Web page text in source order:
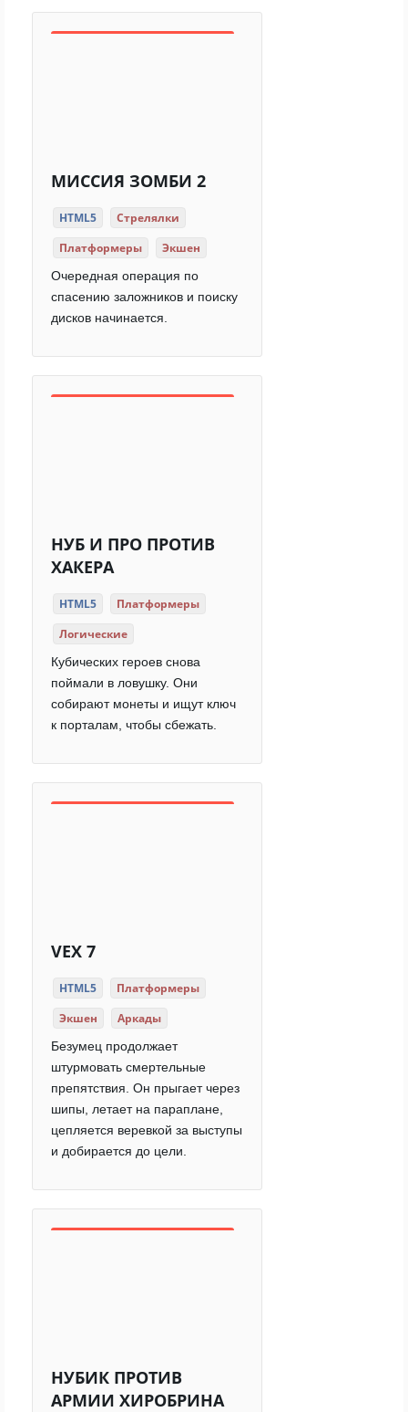
МИССИЯ ЗОМБИ 2
HTML5
Стрелялки
Платформеры
Экшен
Очередная операция по
спасению заложников и поиску
дисков начинается.
НУБ И ПРО ПРОТИВ
ХАКЕРА
HTML5
Платформеры
Логические
Кубических героев снова
поймали в ловушку. Они
собирают монеты и ищут ключ
к порталам, чтобы сбежать.
VEX 7
HTML5
Платформеры
Экшен
Аркады
Безумец продолжает
штурмовать смертельные
препятствия. Он прыгает через
шипы, летает на параплане,
цепляется веревкой за выступы
и добирается до цели.
НУБИК ПРОТИВ
АРМИИ ХИРОБРИНА